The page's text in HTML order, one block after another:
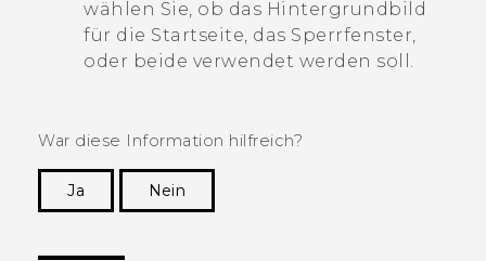
wählen Sie, ob das Hintergrundbild
für die Startseite, das Sperrfenster,
oder beide verwendet werden soll.
War diese Information hilfreich?
Ja
Nein